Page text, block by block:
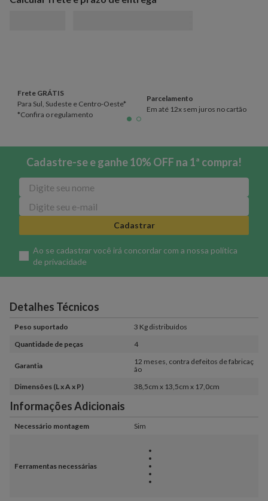
Frete GRÁTIS
Para Sul, Sudeste e Centro-Oeste*
*Confira o regulamento
Parcelamento
Em até 12x sem juros no cartão
Cadastre-se e ganhe 10% OFF na 1ª compra!
Cadastrar
Ao se cadastrar você irá concordar com a nossa política
de privacidade
Detalhes Técnicos
Peso suportado
3 Kg distribuídos
Quantidade de peças
4
Garantia
12 meses, contra defeitos de fabricaç
ão
Dimensões (L x A x P)
38,5cm x 13,5cm x 17,0cm
Informações Adicionais
Necessário montagem Sim
Ferramentas necessárias